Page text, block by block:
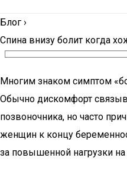
Блог ›
Спина внизу болит когда
Многим знаком симптом
Обычно дискомфорт
позвоночника, но часто
женщин к концу
за повышенной нагрузки на